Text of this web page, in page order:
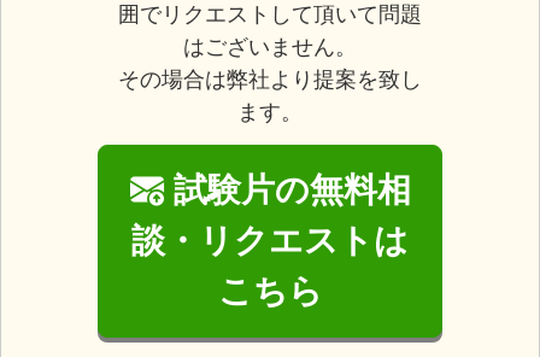
囲でリクエストして頂いて問題
はございません。
その場合は弊社より提案を致し
ます。
試験片の無料相
談・リクエストは
こちら